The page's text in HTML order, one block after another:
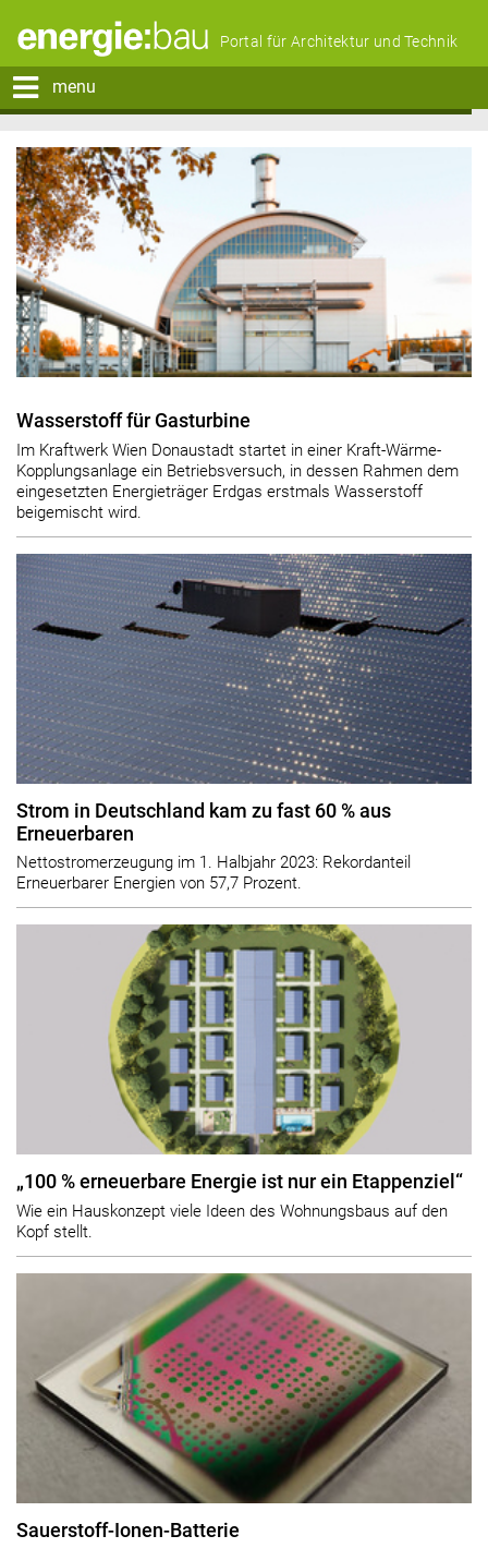
Portal für Architektur und Technik
menu
Wasserstoff für Gasturbine
Im Kraftwerk Wien Donaustadt startet in einer Kraft-Wärme-
Kopplungsanlage ein Betriebsversuch, in dessen Rahmen dem
eingesetzten Energieträger Erdgas erstmals Wasserstoff
beigemischt wird.
Strom in Deutschland kam zu fast 60 % aus
Erneuerbaren
Nettostromerzeugung im 1. Halbjahr 2023: Rekordanteil
Erneuerbarer Energien von 57,7 Prozent.
„100 % erneuerbare Energie ist nur ein Etappenziel“
Wie ein Hauskonzept viele Ideen des Wohnungsbaus auf den
Kopf stellt.
Sauerstoff-Ionen-Batterie